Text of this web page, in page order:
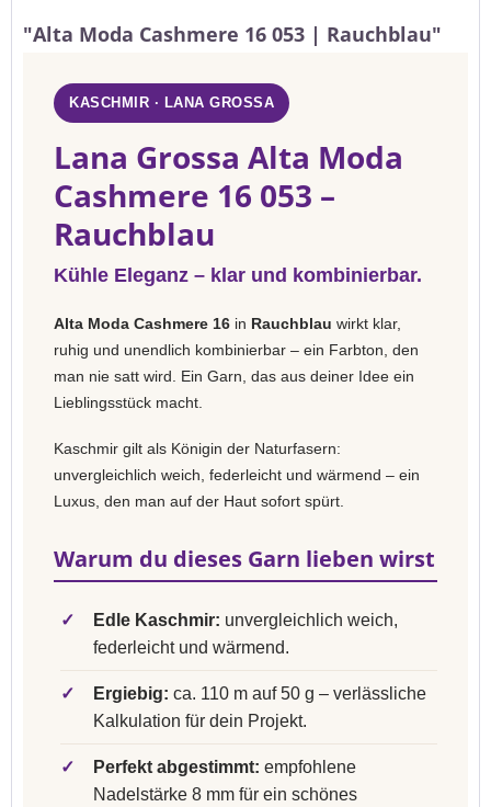
"Alta Moda Cashmere 16 053 | Rauchblau"
KASCHMIR · LANA GROSSA
Lana Grossa Alta Moda
Cashmere 16 053 –
Rauchblau
Kühle Eleganz – klar und kombinierbar.
Alta Moda Cashmere 16 in Rauchblau wirkt klar,
ruhig und unendlich kombinierbar – ein Farbton, den
man nie satt wird. Ein Garn, das aus deiner Idee ein
Lieblingsstück macht.
Kaschmir gilt als Königin der Naturfasern:
unvergleichlich weich, federleicht und wärmend – ein
Luxus, den man auf der Haut sofort spürt.
Warum du dieses Garn lieben wirst
✓ Edle Kaschmir: unvergleichlich weich,
federleicht und wärmend.
✓ Ergiebig: ca. 110 m auf 50 g – verlässliche
Kalkulation für dein Projekt.
✓ Perfekt abgestimmt: empfohlene
Nadelstärke 8 mm für ein schönes